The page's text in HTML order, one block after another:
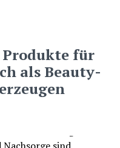
Produkte für
als Beauty-